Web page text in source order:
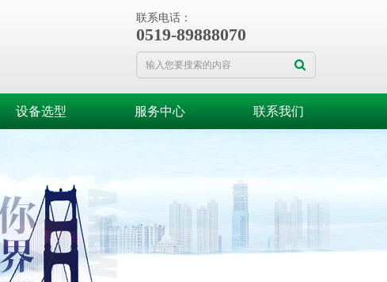
联系电话：
0519-89888070
设备选型 服务中心 联系我们